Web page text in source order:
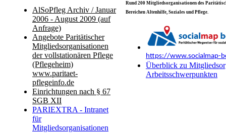
AlSoPfleg Archiv / Januar
2006 - August 2009 (auf
Anfrage)
Angebote Paritätischer
Mitgliedsorganisationen
der vollstationären Pflege
(Pflegeheim)
www.paritaet-
pflegeinfo.de
Einrichtungen nach § 67
SGB XII
PARIEXTRA - Intranet
für
Mitgliedsorganisationen
Rund 200 Mitgliedsorganisationen des
Bereichen Altenhilfe, Soziales und Pflege.
https://www.socialmap-
Überblick zu
Arbeitsschwerpunkten